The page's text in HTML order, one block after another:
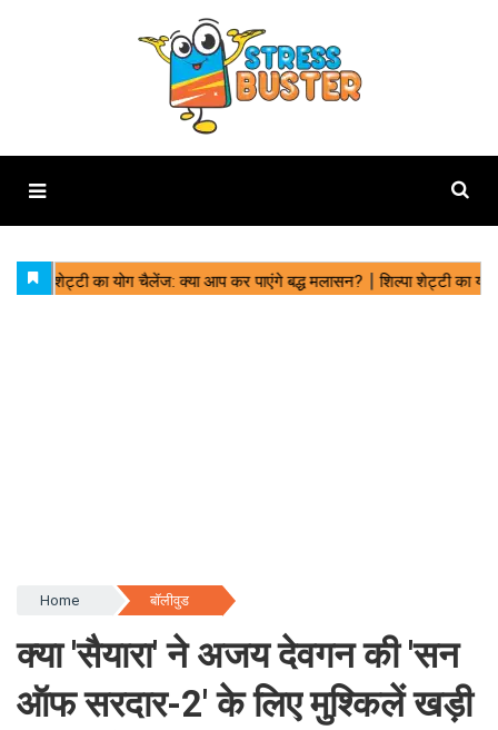
Home बॉलीवुड
क्या 'सैयारा' ने अजय देवगन की 'सन
ऑफ सरदार-2' के लिए मुश्किलें खड़ी